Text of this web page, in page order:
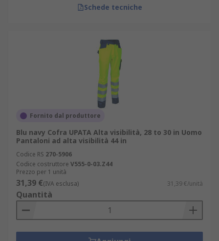
Schede tecniche
Fornito dal produttore
Blu navy Cofra UPATA Alta visibilità, 28 to 30 in Uomo
Pantaloni ad alta visibilità 44 in
Codice RS 270-5906
Codice costruttore V555-0-03.Z44
Prezzo per 1 unità
31,39 €(IVA esclusa) 31,39 €/unità
Quantità